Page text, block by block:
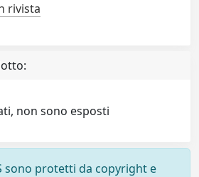
rivista
non sono esposti
sono protetti da copyright e